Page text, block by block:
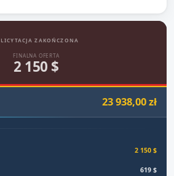
LICYTACJA ZAKOŃCZONA
FINALNA OFERTA
2 150 $
23 938,00 zł
2 150 $
619 $